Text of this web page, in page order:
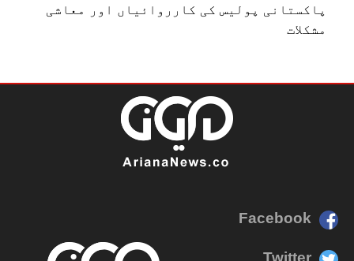
پاکستانی پولیس کی کارروائیاں اور معاشی
مشکلات
Facebook
Twitter